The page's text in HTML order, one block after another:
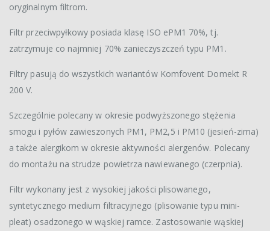
oryginalnym filtrom.
Filtr przeciwpyłkowy posiada klasę ISO ePM1 70%, tj.
zatrzymuje co najmniej 70% zanieczyszczeń typu PM1.
Filtry pasują do wszystkich wariantów Komfovent Domekt R
200 V.
Szczególnie polecany w okresie podwyższonego stężenia
smogu i pyłów zawieszonych PM1, PM2,5 i PM10 (jesień-zima)
a także alergikom w okresie aktywności alergenów. Polecany
do montażu na strudze powietrza nawiewanego (czerpnia).
Filtr wykonany jest z wysokiej jakości plisowanego,
syntetycznego medium filtracyjnego (plisowanie typu mini-
pleat) osadzonego w wąskiej ramce. Zastosowanie wąskiej